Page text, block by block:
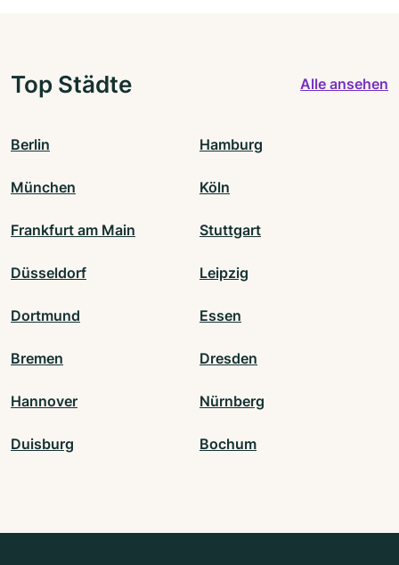
Top Städte Alle ansehen
Berlin Hamburg
München Köln
Frankfurt am Main Stuttgart
Düsseldorf Leipzig
Dortmund Essen
Bremen Dresden
Hannover Nürnberg
Duisburg Bochum